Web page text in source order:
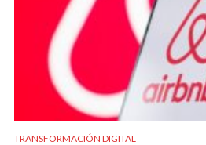
TRANSFORMACIÓN DIGITAL